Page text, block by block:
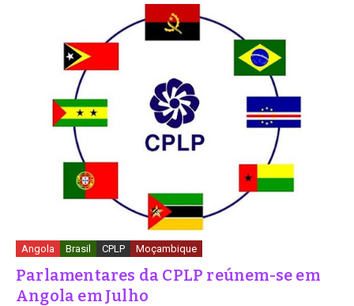
Angola Brasil CPLP Moçambique
Parlamentares da CPLP reúnem-se em
Angola em Julho